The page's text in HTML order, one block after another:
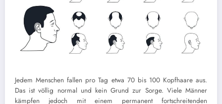
Jedem Menschen fallen pro Tag etwa 70 bis 100 Kopfhaare aus.
Das ist völlig normal und kein Grund zur Sorge. Viele Männer
kämpfen jedoch mit einem permanent fortschreitenden